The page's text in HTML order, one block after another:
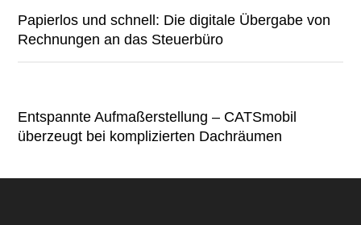
Papierlos und schnell: Die digitale Übergabe von
Rechnungen an das Steuerbüro
Entspannte Aufmaßerstellung – CATSmobil
überzeugt bei komplizierten Dachräumen